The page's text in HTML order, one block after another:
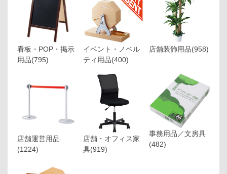
看板・POP・掲示
用品(795)
イベント・ノベル
ティ用品(400)
店舗装飾用品(958)
店舗運営用品
(1224)
店舗・オフィス家
具(919)
事務用品／文房具
(482)